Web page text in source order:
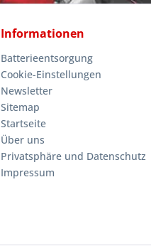
Informationen
Batterieentsorgung
Cookie-Einstellungen
Newsletter
Sitemap
Startseite
Über uns
Privatsphäre und Datenschutz
Impressum